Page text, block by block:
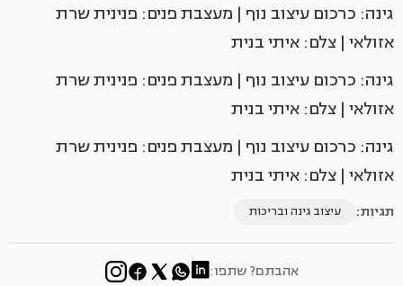
גינה: כרכום עיצוב נוף | מעצבת פנים: פנינית שרת
אזולאי | צלם: איתי בנית
גינה: כרכום עיצוב נוף | מעצבת פנים: פנינית שרת
אזולאי | צלם: איתי בנית
גינה: כרכום עיצוב נוף | מעצבת פנים: פנינית שרת
אזולאי | צלם: איתי בנית
תגיות: עיצוב גינה ובריכות
אהבתם? שתפו: